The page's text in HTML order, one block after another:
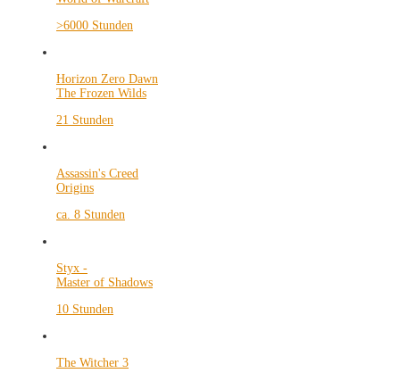
>6000 Stunden
Horizon Zero Dawn
The Frozen Wilds
21 Stunden
Assassin's Creed
Origins
ca. 8 Stunden
Styx -
Master of Shadows
10 Stunden
The Witcher 3